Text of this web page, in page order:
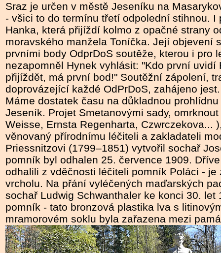
Sraz je určen v městě Jeseníku na
- všici to do termínu třetí odpolední stihnou. I
Hanka, která přijíždí kolmo z opačné strany
moravského manžela Toníčka. Její objevení
prvními body OdprDoS soutěže, kterou i pro
nezapomněl Hynek vyhlásit: "Kdo první uvidí
přijíždět, má první bod!" Soutěžní zápolení,
doprovázející každé OdPrDoS, zahájeno jest.
Máme dostatek času na důkladnou
Jeseník. Projet Smetanovými sady,
Weisse, Ernsta Regenharta, Czwrczekova...
věnovaný přírodnímu léčiteli a zakladateli
Priessnitzovi (1799–1851) vytvořil sochař
pomník byl odhalen 25. července 1909.
odhalili z vděčnosti léčiteli pomník Poláci -
vrcholu. Na přání vyléčených maďarských
sochař Ludwig Schwanthaler ke konci 30. let
pomník - tato bronzová plastika lva s
mramorovém soklu byla zařazena mezi